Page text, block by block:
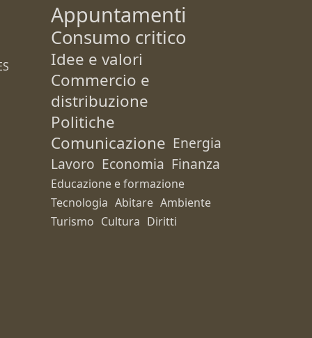
Appuntamenti
Consumo critico
Idee e valori
Commercio e
distribuzione
Politiche
Comunicazione Energia
Lavoro Economia Finanza
Educazione e formazione
Tecnologia Abitare Ambiente
Turismo Cultura Diritti